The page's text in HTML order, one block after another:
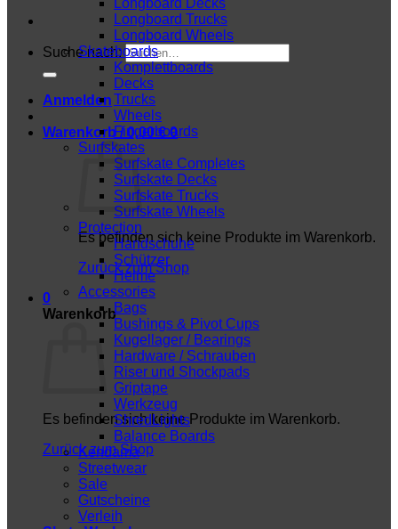
Suche nach:
Anmelden
Warenkorb /0,00€ 0
Es befinden sich keine Produkte im Warenkorb.
Zurück zum Shop
0
Warenkorb
Es befinden sich keine Produkte im Warenkorb.
Zurück zum Shop
Longboard Decks
Longboard Trucks
Longboard Wheels
Skateboards
Komplettboards
Decks
Trucks
Wheels
Fingerboards
Surfskates
Surfskate Completes
Surfskate Decks
Surfskate Trucks
Surfskate Wheels
Protection
Handschuhe
Schützer
Helme
Accessories
Bags
Bushings & Pivot Cups
Kugellager / Bearings
Hardware / Schrauben
Riser und Shockpads
Griptape
Werkzeug
ShredLights
Balance Boards
Kendama
Streetwear
Sale
Gutscheine
Verleih